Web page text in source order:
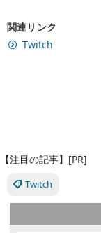
関連リンク
Twitch
【注目の記事】[PR]
Twitch